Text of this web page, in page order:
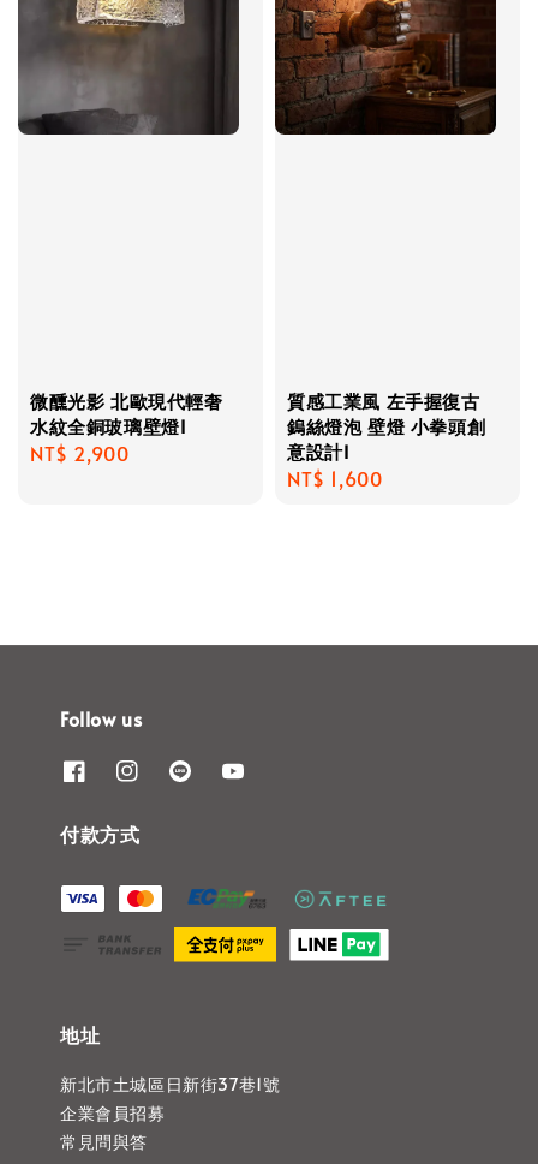
微醺光影 北歐現代輕奢
水紋全銅玻璃壁燈I
Regular
NT$ 2,900
質感工業風 左手握復古
鎢絲燈泡 壁燈 小拳頭創
意設計I
Regular
NT$ 1,600
Follow us
付款方式
地址
新北市土城區日新街37巷1號
企業會員招募
常見問與答